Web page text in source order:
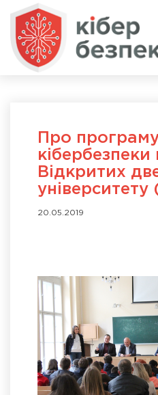
Про
кібербезпеки
Відкритих
університету
20.05.2019